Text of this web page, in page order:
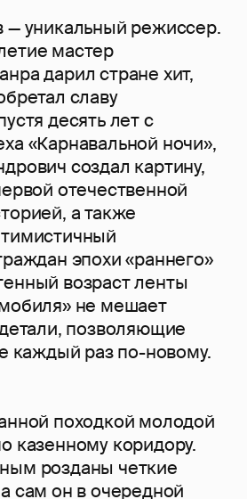
— уникальный режиссер.
мастер
дарил стране хит,
славу
десять лет с
«Карнавальной ночи»,
создал картину,
отечественной
а также
эпохи «раннего»
возраст ленты
не мешает
позволяющие
каждый раз по-новому.
походкой молодой
казенному коридору.
розданы четкие
сам он в очередной